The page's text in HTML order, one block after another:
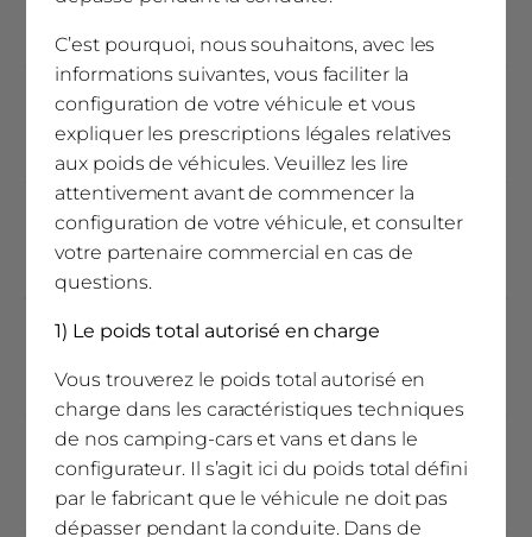
Épaisseurs toit (mm)
30
Épaisseurs sol (mm)
38
Réservoir eau propre (l) (5)
150 l.
Réservoir eaux usées (l) (5)
10 l.
C’est pourquoi, nous souhaitons, avec les
informations suivantes, vous faciliter la
configuration de votre véhicule et vous
expliquer les prescriptions légales relatives
aux poids de véhicules. Veuillez les lire
attentivement avant de commencer la
configuration de votre véhicule, et consulter
votre partenaire commercial en cas de
questions.
1) Le poids total autorisé en charge
Vous trouverez le poids total autorisé en
charge dans les caractéristiques techniques
de nos camping-cars et vans et dans le
configurateur. Il s’agit ici du poids total défini
par le fabricant que le véhicule ne doit pas
dépasser pendant la conduite. Dans de